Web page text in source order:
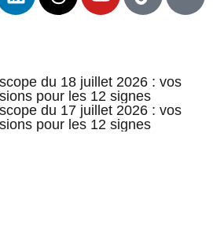
du 18 juillet 2026 : vos
pour les 12 signes
du 17 juillet 2026 : vos
pour les 12 signes